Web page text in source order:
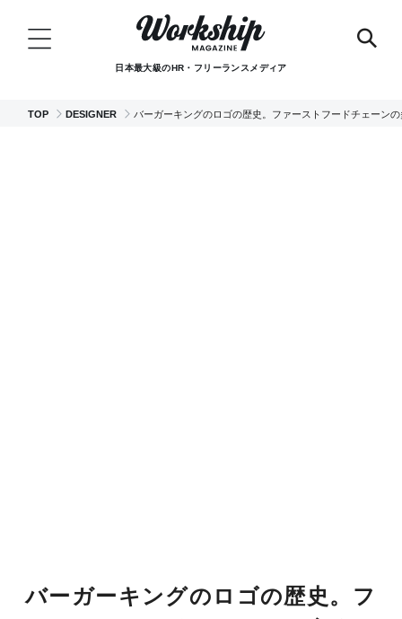
日本最大級のHR・フリーランスメディア
TOP DESIGNER バーガーキングのロゴの歴史。ファーストフードチェーンの
バーガーキングのロゴの歴史。フ